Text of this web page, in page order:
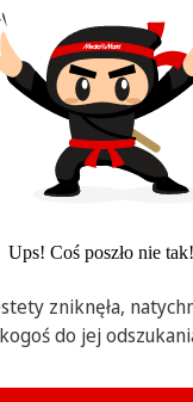
Ups! Coś poszło nie tak!
zniknęła,
kogoś do jej